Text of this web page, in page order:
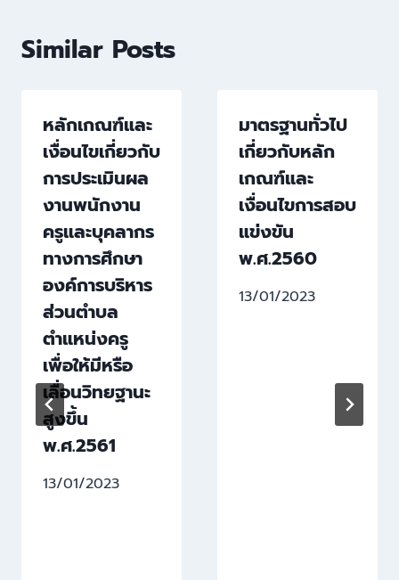
Similar Posts
หลักเกณฑ์และ
เงื่อนไขเกี่ยวกับ
การประเมินผล
งานพนักงาน
ครูและบุคลากร
ทางการศึกษา
องค์การบริหาร
ส่วนตำบล
ตำแหน่งครู
เพื่อให้มีหรือ
เลื่อนวิทยฐานะ
สูงขึ้น
พ.ศ.2561
13/01/2023
มาตรฐานทั่วไป
เกี่ยวกับหลัก
เกณฑ์และ
เงื่อนไขการสอบ
แข่งขัน
พ.ศ.2560
13/01/2023